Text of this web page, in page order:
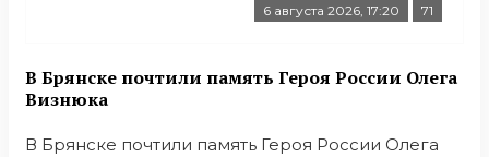
6 августа 2026, 17:20 71
В Брянске почтили память Героя России Олега
Визнюка
В Брянске почтили память Героя России Олега